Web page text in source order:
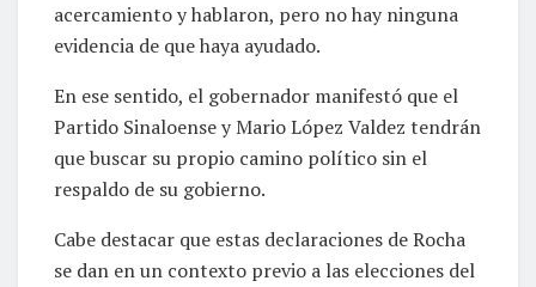
acercamiento y hablaron, pero no hay ninguna
evidencia de que haya ayudado.
En ese sentido, el gobernador manifestó que el
Partido Sinaloense y Mario López Valdez tendrán
que buscar su propio camino político sin el
respaldo de su gobierno.
Cabe destacar que estas declaraciones de Rocha
se dan en un contexto previo a las elecciones del